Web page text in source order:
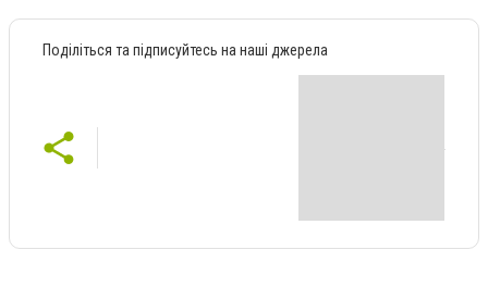
Поділіться та підписуйтесь на наші джерела